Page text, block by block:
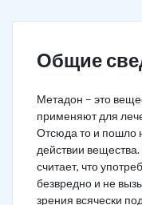
Общие
Метадон – это
применяют для
Отсюда то и пошло
действии
считает, что
безвредно и не
зрения всячески